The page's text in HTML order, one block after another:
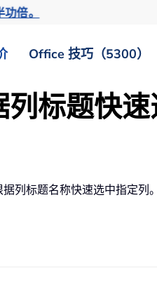
功倍。
Office 技巧（5300）
标题快速
列标题名称快速选中指定